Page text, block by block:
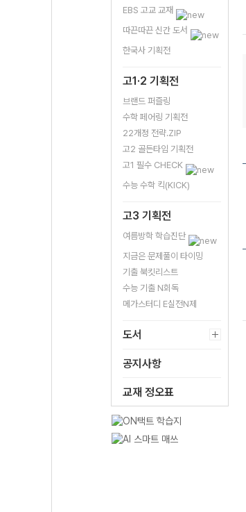
EBS 고교 교재
따끈따끈 신간 도서
한국사 기획전
고1·2 기획전
브랜드 퍼즐링
수학 페어링 기획전
22개정 전략.ZIP
고2 골든타임 기획전
고1 필수 CHECK
수능 수학 킥(KICK)
고3 기획전
여름방학 학습진단
지금은 문제풀이 타이밍
기출 북킷리스트
수능 기출 N회독
메가스터디 E실전N제
도서
공지사항
교재 정오표
학력평가 기출문
제집 고1 통합사
(2026년)